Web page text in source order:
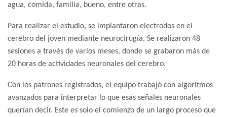
agua, comida, familia, bueno, entre otras.
Para realizar el estudio, se implantaron electrodos en el
cerebro del joven mediante neurocirugía. Se realizaron 48
sesiones a través de varios meses, donde se grabaron más de
20 horas de actividades neuronales del cerebro.
Con los patrones registrados, el equipo trabajó con algoritmos
avanzados para interpretar lo que esas señales neuronales
querían decir. Este es solo el comienzo de un largo proceso que